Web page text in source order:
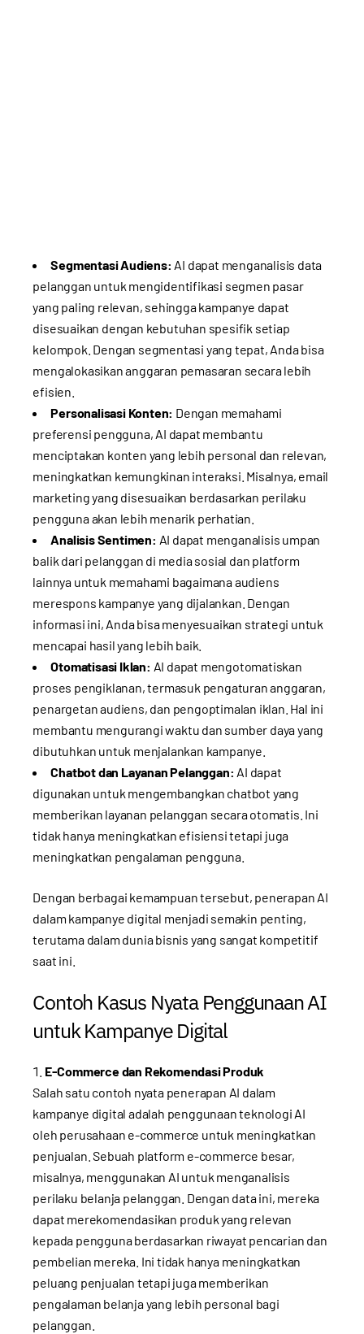
Segmentasi Audiens: AI dapat menganalisis data
pelanggan untuk mengidentifikasi segmen pasar
yang paling relevan, sehingga kampanye dapat
disesuaikan dengan kebutuhan spesifik setiap
kelompok. Dengan segmentasi yang tepat, Anda bisa
mengalokasikan anggaran pemasaran secara lebih
efisien.
Personalisasi Konten: Dengan memahami
preferensi pengguna, AI dapat membantu
menciptakan konten yang lebih personal dan relevan,
meningkatkan kemungkinan interaksi. Misalnya, email
marketing yang disesuaikan berdasarkan perilaku
pengguna akan lebih menarik perhatian.
Analisis Sentimen: AI dapat menganalisis umpan
balik dari pelanggan di media sosial dan platform
lainnya untuk memahami bagaimana audiens
merespons kampanye yang dijalankan. Dengan
informasi ini, Anda bisa menyesuaikan strategi untuk
mencapai hasil yang lebih baik.
Otomatisasi Iklan: AI dapat mengotomatiskan
proses pengiklanan, termasuk pengaturan anggaran,
penargetan audiens, dan pengoptimalan iklan. Hal ini
membantu mengurangi waktu dan sumber daya yang
dibutuhkan untuk menjalankan kampanye.
Chatbot dan Layanan Pelanggan: AI dapat
digunakan untuk mengembangkan chatbot yang
memberikan layanan pelanggan secara otomatis. Ini
tidak hanya meningkatkan efisiensi tetapi juga
meningkatkan pengalaman pengguna.
Dengan berbagai kemampuan tersebut, penerapan AI
dalam kampanye digital menjadi semakin penting,
terutama dalam dunia bisnis yang sangat kompetitif
saat ini.
Contoh Kasus Nyata Penggunaan AI
untuk Kampanye Digital
E-Commerce dan Rekomendasi Produk
Salah satu contoh nyata penerapan AI dalam
kampanye digital adalah penggunaan teknologi AI
oleh perusahaan e-commerce untuk meningkatkan
penjualan. Sebuah platform e-commerce besar,
misalnya, menggunakan AI untuk menganalisis
perilaku belanja pelanggan. Dengan data ini, mereka
dapat merekomendasikan produk yang relevan
kepada pengguna berdasarkan riwayat pencarian dan
pembelian mereka. Ini tidak hanya meningkatkan
peluang penjualan tetapi juga memberikan
pengalaman belanja yang lebih personal bagi
pelanggan.